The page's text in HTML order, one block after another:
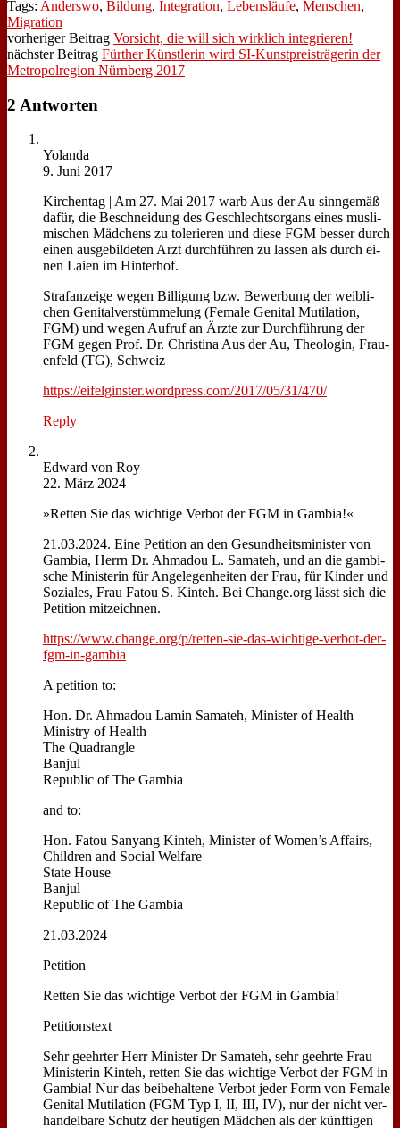
Tags: Anderswo, Bildung, Integration, Lebensläufe, Menschen,
Migration
vorheriger Beitrag Vorsicht, die will sich wirklich integrieren!
nächster Beitrag Fürther Künstlerin wird SI-Kunstpreisträgerin der
Metropolregion Nürnberg 2017
2 Antworten
Yo­lan­da
9. Juni 2017
Kir­chen­tag | Am 27. Mai 2017 warb Aus der Au sinn­ge­mäß
da­für, die Be­schnei­dung des Ge­schlechts­or­gans ei­nes mus­li­
mi­schen Mäd­chens zu to­le­rie­ren und die­se FGM bes­ser durch
ei­nen aus­ge­bil­de­ten Arzt durch­füh­ren zu las­sen als durch ei­
nen Lai­en im Hin­ter­hof.
Straf­an­zei­ge we­gen Bil­li­gung bzw. Be­wer­bung der weib­li­
chen Ge­ni­tal­ver­stüm­me­lung (Fe­ma­le Ge­ni­tal Mu­ti­la­ti­on,
FGM) und we­gen Auf­ruf an Ärz­te zur Durch­füh­rung der
FGM ge­gen Prof. Dr. Chri­sti­na Aus der Au, Theo­lo­gin, Frau­
en­feld (TG), Schweiz
https://eifelginster.wordpress.com/2017/05/31/470/
Reply
Ed­ward von Roy
22. März 2024
»Ret­ten Sie das wich­ti­ge Ver­bot der FGM in Gam­bia!«
21.03.2024. Ei­ne Pe­ti­ti­on an den Ge­sund­heits­mi­ni­ster von
Gam­bia, Herrn Dr. Ah­ma­dou L. Sama­teh, und an die gam­bi­
sche Mi­ni­ste­rin für An­ge­le­gen­hei­ten der Frau, für Kin­der und
So­zia­les, Frau Fatou S. Kinteh. Bei Change.org lässt sich die
Pe­ti­ti­on mit­zeich­nen.
https://www.change.org/p/retten-sie-das-wichtige-verbot-der-
fgm-in-gambia
A pe­ti­ti­on to:
Hon. Dr. Ah­ma­dou La­min Sama­teh, Mi­ni­ster of He­alth
Mi­ni­stry of He­alth
The Quad­rang­le
Ban­jul
Re­pu­blic of The Gam­bia
and to:
Hon. Fatou San­yang Kinteh, Mi­ni­ster of Women’s Af­fairs,
Child­ren and So­cial Wel­fa­re
Sta­te Hou­se
Ban­jul
Re­pu­blic of The Gam­bia
21.03.2024
Pe­ti­ti­on
Ret­ten Sie das wich­ti­ge Ver­bot der FGM in Gam­bia!
Pe­ti­ti­ons­text
Sehr ge­ehr­ter Herr Mi­ni­ster Dr Sama­teh, sehr ge­ehr­te Frau
Mi­ni­ste­rin Kinteh, ret­ten Sie das wich­ti­ge Ver­bot der FGM in
Gam­bia! Nur das bei­be­hal­te­ne Ver­bot je­der Form von Fe­ma­le
Ge­ni­tal Mu­ti­la­ti­on (FGM Typ I, II, III, IV), nur der nicht ver­
han­del­ba­re Schutz der heu­ti­gen Mäd­chen als der künf­ti­gen